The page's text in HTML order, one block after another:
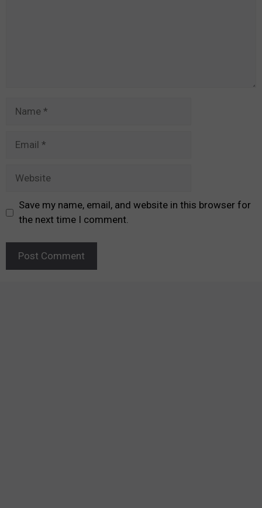
Save my name, email, and website in this browser for
the next time I comment.